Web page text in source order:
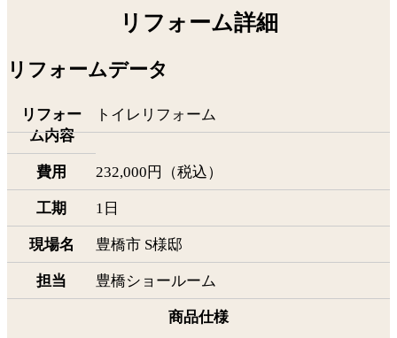
リフォーム詳細
リフォームデータ
リフォー
ム内容
トイレリフォーム
費用 232,000円（税込）
工期 1日
現場名 豊橋市 S様邸
担当 豊橋ショールーム
商品仕様